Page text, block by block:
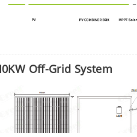
I0KW Off-Grid System
inn passordet